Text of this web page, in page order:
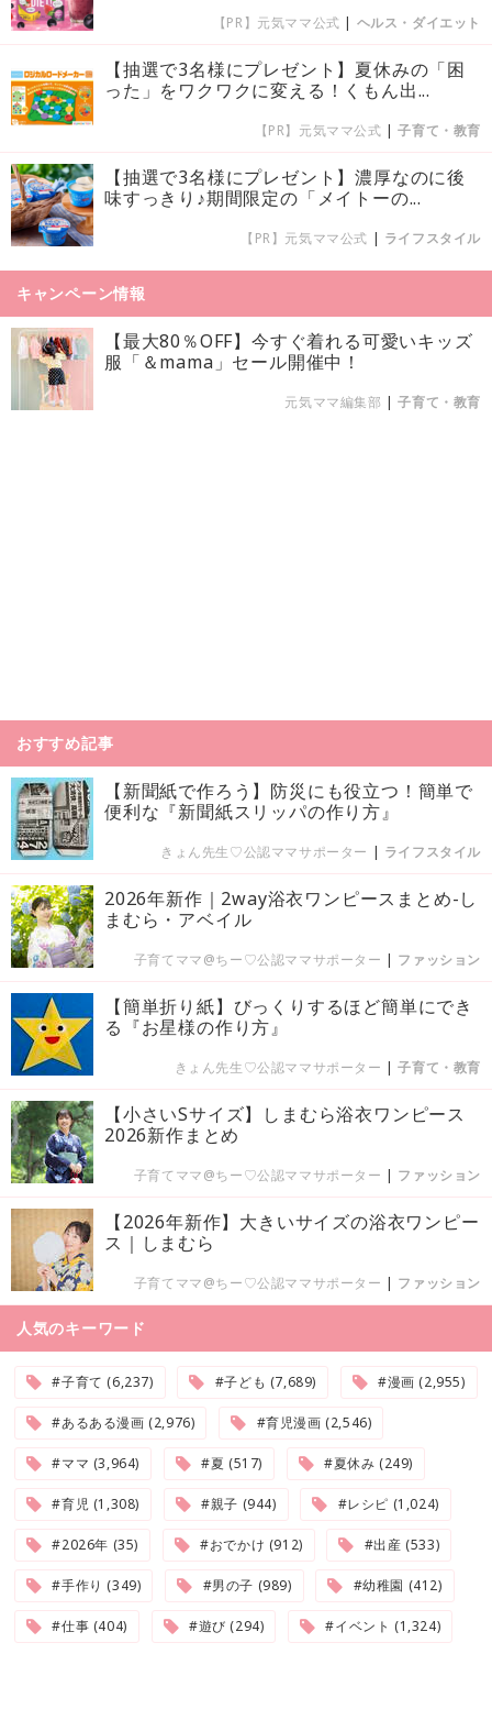
【PR】元気ママ公式 | ヘルス・ダイエット
【抽選で3名様にプレゼント】夏休みの「困
った」をワクワクに変える！くもん出...
【PR】元気ママ公式 |子育て・教育
【抽選で3名様にプレゼント】濃厚なのに後
味すっきり♪期間限定の「メイトーの...
【PR】元気ママ公式 | ライフスタイル
キャンペーン情報
【最大80％OFF】今すぐ着れる可愛いキッズ
服「＆mama」セール開催中！
元気ママ編集部 |子育て・教育
おすすめ記事
【新聞紙で作ろう】防災にも役立つ！簡単で
便利な『新聞紙スリッパの作り方』
きょん先生♡公認ママサポーター | ライフスタイル
2026年新作｜2way浴衣ワンピースまとめ-し
まむら・アベイル
子育てママ@ちー♡公認ママサポーター | ファッション
【簡単折り紙】びっくりするほど簡単にでき
る『お星様の作り方』
きょん先生♡公認ママサポーター |子育て・教育
【小さいSサイズ】しまむら浴衣ワンピース
2026新作まとめ
子育てママ@ちー♡公認ママサポーター | ファッション
【2026年新作】大きいサイズの浴衣ワンピー
ス｜しまむら
子育てママ@ちー♡公認ママサポーター | ファッション
人気のキーワード
#子育て (6,237) #子ども (7,689) #漫画 (2,955)
#あるある漫画 (2,976) #育児漫画 (2,546)
#ママ (3,964) #夏 (517) #夏休み (249)
#育児 (1,308) #親子 (944) #レシピ (1,024)
#2026年 (35) #おでかけ (912) #出産 (533)
#手作り (349) #男の子 (989) #幼稚園 (412)
#仕事 (404) #遊び (294) #イベント (1,324)